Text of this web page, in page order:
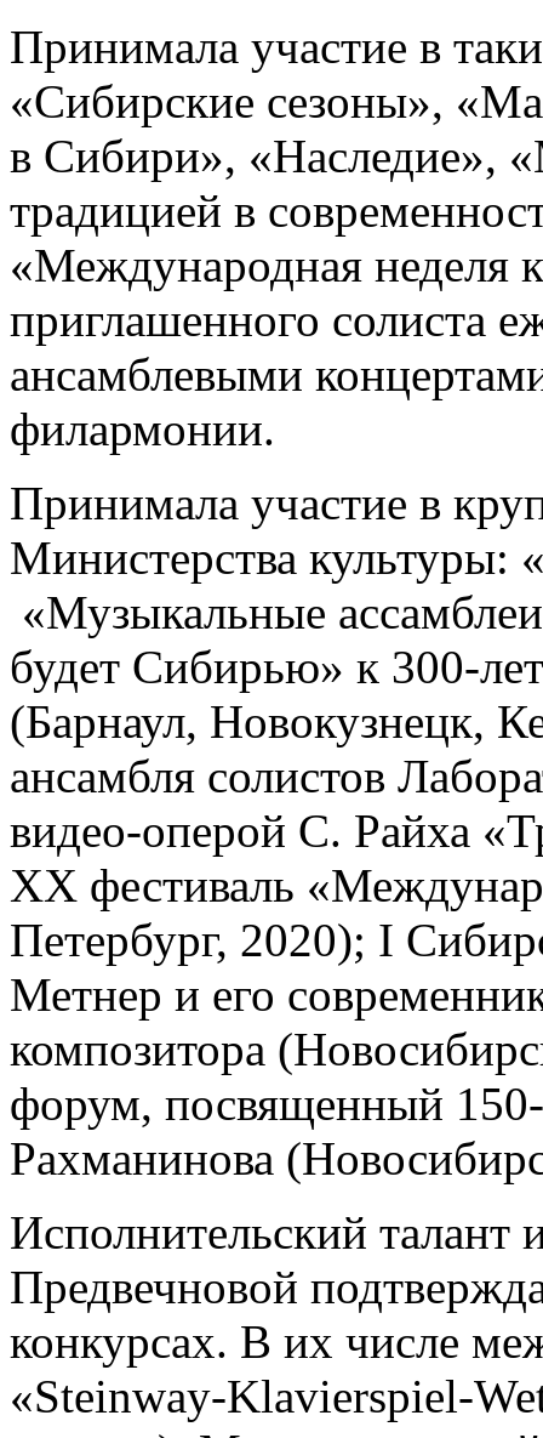
Принимала участие в
«Сибирские сезоны»,
в Сибири», «Наследие»,
традицией в
«Международная неделя
приглашенного солиста
ансамблевыми
филармонии.
Принимала участие в
Министерства культуры:
«Музыкальные
будет Сибирью» к 300-
(Барнаул, Новокузнецк,
ансамбля солистов
видео-оперой С. Райха
XX фестиваль
Петербург, 2020); I
Метнер и его
композитора
форум, посвященный
Рахманинова
Исполнительский талант
Предвечновой
конкурсах. В их числе
«Steinway-Klavierspiel-